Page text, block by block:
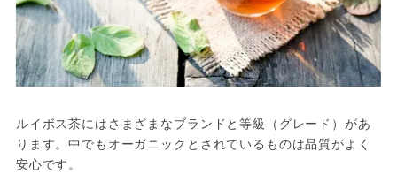
ルイボス茶にはさまざまなブランドと等級（グレード）があ
ります。中でもオーガニックとされているものは品質がよく
安心です。